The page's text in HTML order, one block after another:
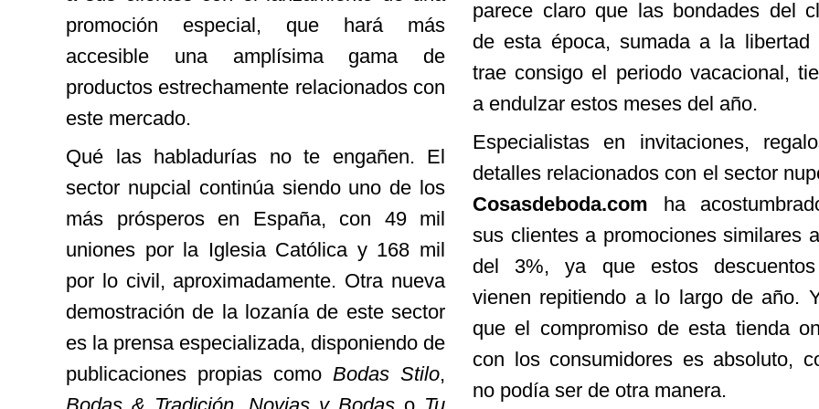
promoción especial, que hará más
accesible una amplísima gama de
productos estrechamente relacionados con
este mercado.
Qué las habladurías no te engañen. El
sector nupcial continúa siendo uno de los
más prósperos en España, con 49 mil
uniones por la Iglesia Católica y 168 mil
por lo civil, aproximadamente. Otra nueva
demostración de la lozanía de este sector
es la prensa especializada, disponiendo de
publicaciones propias como Bodas Stilo,
parece claro que las bondades del
de esta época, sumada a la libertad
trae consigo el periodo vacacional,
a endulzar estos meses del año.
Especialistas en invitaciones,
detalles relacionados con el sector
Cosasdeboda.com ha
sus clientes a promociones similares
del 3%, ya que estos
vienen repitiendo a lo largo de año.
que el compromiso de esta tienda
con los consumidores es absoluto,
no podía ser de otra manera.